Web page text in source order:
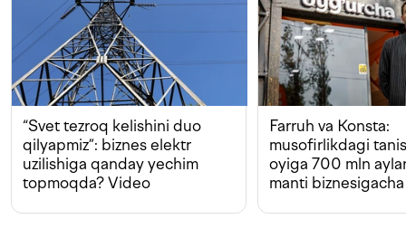
“Svet tezroq kelishini duo
qilyapmiz”: biznes elektr
uzilishiga qanday yechim
topmoqda? Video
Farruh va Konsta:
musofirlikdagi
oyiga 700 mln
manti biznesigacha